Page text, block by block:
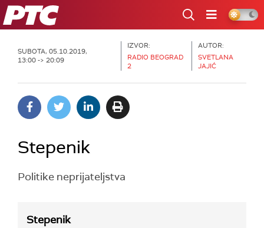
RTS
SUBOTA, 05.10.2019,
13:00 -> 20:09
IZVOR:
RADIO BEOGRAD
2
AUTOR:
SVETLANA
JAJIĆ
Stepenik
Politike neprijateljstva
Stepenik